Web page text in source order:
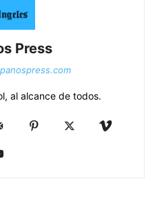
Press
al alcance de todos.